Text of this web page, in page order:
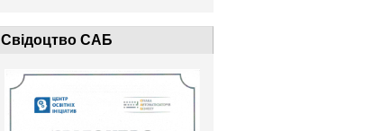
Свідоцтво САБ